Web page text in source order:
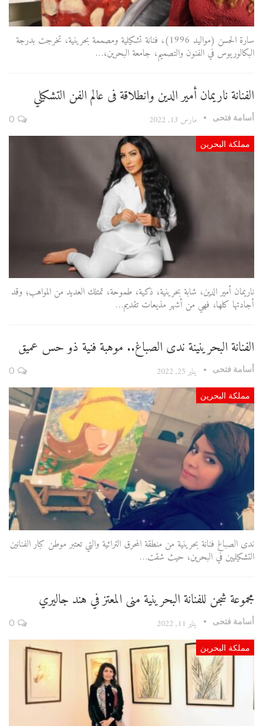
سارة الحسن (مواليد 1996)، فنانة تشكيلية ومصممة بحرينية، تخرجت بدرجة
البكالوريوس في الفنون والتصميم، جامعة البحرين،…
الفنانة ناريمان أمير الدين وانطلاقة فى عالم الفن التشكيلي
أسامة فتحى مارس 13, 2022
مملكة البحرين
ناريمان أمير الدين، شابة بحرينية، ذكية، طموحة، تمتلك العديد من المواهب؛ وقد
أجادتها كلها، فهي من أشهر مذيعات تقديم…
الفنانة البحرينينة ندى الصباغ.. موهبة فنية ذو حس عميق
أسامة فتحى يناير 25, 2022
مملكة البحرين
ندى الصباغ فنانة بحرينية من منطقة المحرق التراثية والتي تعتبر موطن كبار الفنانين
التشكيليين في البحرين، حيث شقت…
مجموعة شجن للفنانة البحرينية منى المعتز في هند جاليري
أسامة فتحى يناير 11, 2022
مملكة البحرين